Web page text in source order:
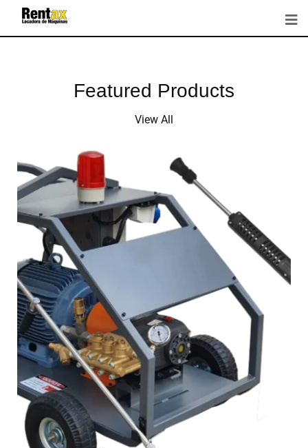
Featured Products
View All